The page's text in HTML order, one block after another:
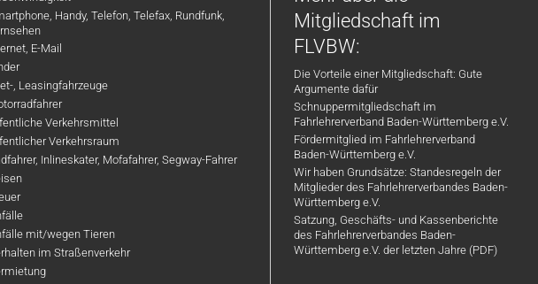
modernes
mit gut
freundliches,
Team
und
kurze
und
angenehmes
uns darauf, dich
Weiterentwicklung
Gestalte mit uns die sichere
Mobilität von morgen!
Wir freuen uns auf deine
Bewerbung und darauf, dich
kennenzulernen! 🚘
Firmenhandy,
Handy, Telefon, Telefax, Rundfunk,
E-Mail
, Leasingfahrzeuge
Verkehrsmittel
Verkehrsraum
Inlineskater, Mofafahrer, Segway-Fahrer
mit/wegen Tieren
im Straßenverkehr
Mitgliedschaft im
FLVBW:
Die Vorteile einer Mitgliedschaft: Gute
Argumente dafür
Schnuppermitgliedschaft im
Fahrlehrerverband Baden-Württemberg e.V.
Fördermitglied im Fahrlehrerverband
Baden-Württemberg e.V.
Wir haben Grundsätze: Standesregeln der
Mitglieder des Fahrlehrerverbandes Baden-
Württemberg e.V.
Satzung, Geschäfts- und Kassenberichte
des Fahrlehrerverbandes Baden-
Württemberg e.V. der letzten Jahre (PDF)